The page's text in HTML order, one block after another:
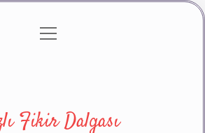
Gizlilik Politikası
menüyü
Fikir Dalgası